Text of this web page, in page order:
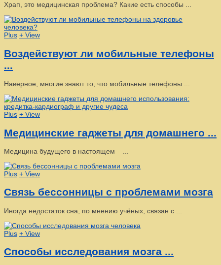
Храп, это медицинская проблема? Какие есть способы ...
Plus + View
Воздействуют ли мобильные телефоны
...
Наверное, многие знают то, что мобильные телефоны ...
Plus + View
Медицинские гаджеты для домашнего ...
Медицина будущего в настоящем ...
Plus + View
Связь бессонницы с проблемами мозга
Иногда недостаток сна, по мнению учёных, связан с ...
Plus + View
Способы исследования мозга ...